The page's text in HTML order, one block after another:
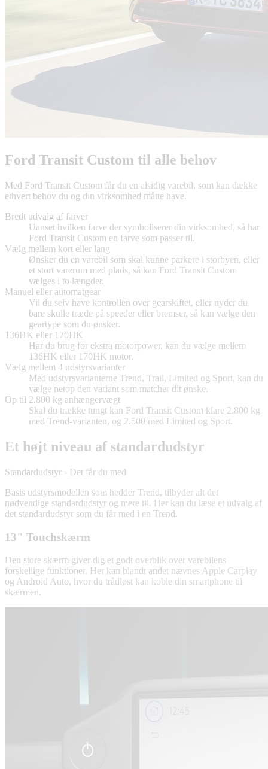
Ford Transit Custom til alle behov
Med Ford Transit Custom får du en alsidig varebil, som kan dække
ethvert behov du og din virksomhed måtte have.
Bredt udvalg af farver
Uanset hvilken farve der symboliserer din virksomhed, så har
Ford Transit Custom en farve som passer til.
Vælg mellem kort eller lang
Ønsker du en varebil som skal kunne parkere i storbyen, eller
et stort varerum med plads, så kan Ford Transit Custom
vælges i to længder.
Manuel eller automatgear
Vil du selv have kontrollen over gearskiftet, eller nyder du
bare skulle træde på speeder eller bremser, så kan vælge den
geartype som du ønsker.
136HK eller 170HK
Har du brug for ekstra motorpower, kan du vælge mellem
136HK eller 170HK motor.
Vælg mellem 4 udstyrsvarianter
Med udstyrsvarianterne Trend, Trail, Limited og Sport, kan du
vælge netop den variant som matcher dit ønske.
Op til 2.800 kg anhængervægt
Skal du trække tungt kan Ford Transit Custom klare 2.800 kg
med Trend-varianten, og 2.500 med Limited og Sport.
Et højt niveau af standardudstyr
Standardudstyr - Det får du med
Basis udstyrsmodellen som hedder Trend, tilbyder alt det
nødvendige standardudstyr og mere til. Her kan du læse et udvalg af
det standardudstyr som du får med i en Trend.
13" Touchskærm
Den store skærm giver dig et godt overblik over varebilens
forskellige funktioner. Her kan blandt andet nævnes Apple Carplay
og Android Auto, hvor du trådløst kan koble din smartphone til
skærmen.